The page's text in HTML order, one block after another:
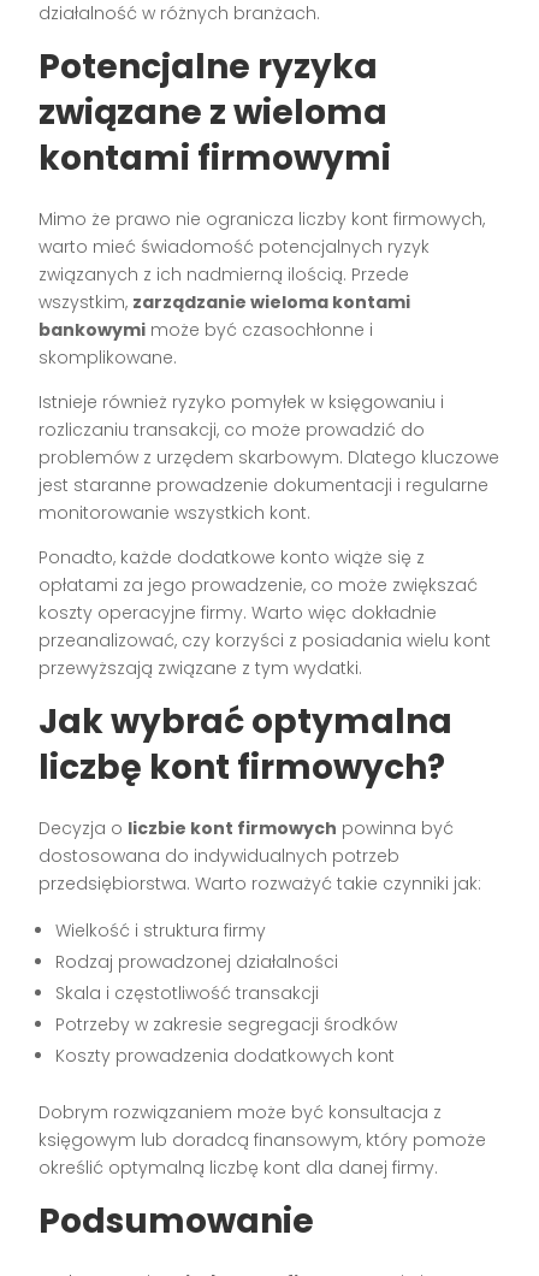
działalność w różnych branżach.
Potencjalne ryzyka
związane z wieloma
kontami firmowymi
Mimo że prawo nie ogranicza liczby kont firmowych,
warto mieć świadomość potencjalnych ryzyk
związanych z ich nadmierną ilością. Przede
wszystkim, zarządzanie wieloma kontami
bankowymi może być czasochłonne i
skomplikowane.
Istnieje również ryzyko pomyłek w księgowaniu i
rozliczaniu transakcji, co może prowadzić do
problemów z urzędem skarbowym. Dlatego kluczowe
jest staranne prowadzenie dokumentacji i regularne
monitorowanie wszystkich kont.
Ponadto, każde dodatkowe konto wiąże się z
opłatami za jego prowadzenie, co może zwiększać
koszty operacyjne firmy. Warto więc dokładnie
przeanalizować, czy korzyści z posiadania wielu kont
przewyższają związane z tym wydatki.
Jak wybrać optymalna
liczbę kont firmowych?
Decyzja o liczbie kont firmowych powinna być
dostosowana do indywidualnych potrzeb
przedsiębiorstwa. Warto rozważyć takie czynniki jak:
Wielkość i struktura firmy
Rodzaj prowadzonej działalności
Skala i częstotliwość transakcji
Potrzeby w zakresie segregacji środków
Koszty prowadzenia dodatkowych kont
Dobrym rozwiązaniem może być konsultacja z
księgowym lub doradcą finansowym, który pomoże
określić optymalną liczbę kont dla danej firmy.
Podsumowanie